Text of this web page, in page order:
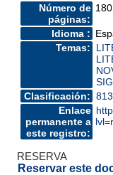
Número de
páginas:
Idioma :
Temas:
Clasificación: 813
Enlace
permanente a
este registro:
RESERVA
Reservar este